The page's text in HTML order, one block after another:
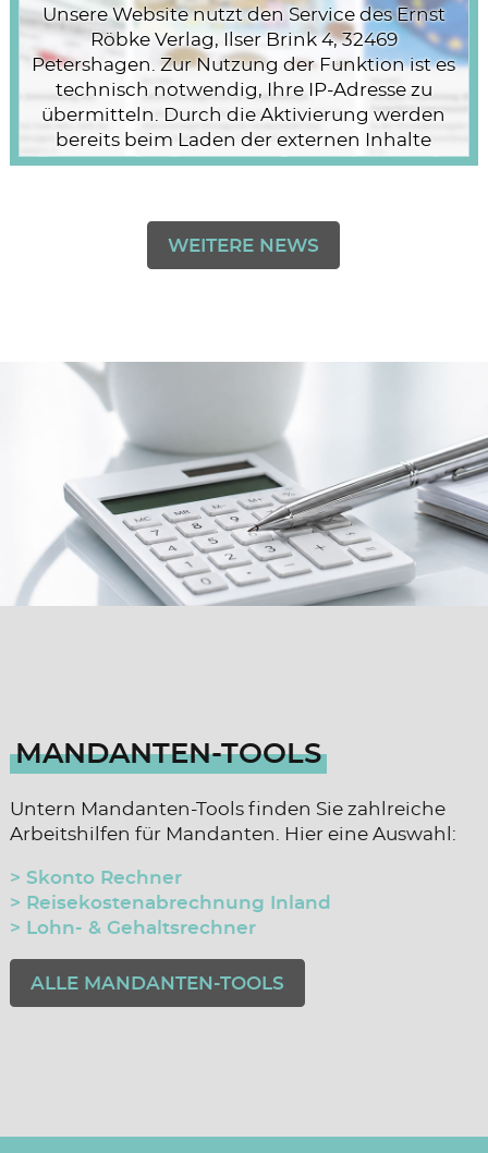
Unsere Website nutzt den Service des Ernst
Röbke Verlag, Ilser Brink 4, 32469
Petershagen. Zur Nutzung der Funktion ist es
technisch notwendig, Ihre IP-Adresse zu
übermitteln. Durch die Aktivierung werden
bereits beim Laden der externen Inhalte
Daten an den Server mainfo.net übermittelt.
WEITERE NEWS
MANDANTEN-TOOLS
Untern Mandanten-Tools finden Sie zahlreiche
Arbeitshilfen für Mandanten. Hier eine Auswahl:
> Skonto Rechner
> Reisekostenabrechnung Inland
> Lohn- & Gehaltsrechner
ALLE MANDANTEN-TOOLS